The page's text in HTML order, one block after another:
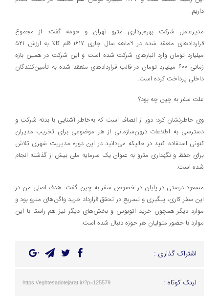
داریم.
مدیرعامل شرکت بهره‌برداری مترو تهران و حومه گفت: از مجموع
قراردادهای منعقد شده در ۹ماهه سال جاری ۱۶۱۷ قلم کالا به ارزش ۵۲۱
میلیارد تومان وارد انبارهای شرکت شده است و این شرکت در همین بازه
زمانی ۶۰۰ میلیارد تومان در قالب قراردادهای منعقد شده به تأمین‌کنندگان
داخلی پرداخت کرده است.
علت سفر به چین چه بود؟
وی خاطرنشان کرد: دور از انصاف است که به‌خاطر آشنايي با بدنه شركت و
دسترسي به اطلاعات درون‌سازمانی از هر موضوعي براي تخريب مدیران
کنونی استفاده كنيد در حالیکه می‌دانید در اين دوره مديريت شهري تلاش
براي حفظ و نگهداري مترو به عنوان يك سرمايه ملي بيش از گذشته انجام
شده است.
مسعود درستی در پايان در خصوص سفر به چين گفت: هدف اصلی من در
اين سفر كاري، پيگيری و تسریع در تحقق قرارداد خريد واگن‌های مترو بود و
موارد ديگر همچون خريد اتوبوس و بخش‌های ديگر نيز هم راستا با اين
موارد با حضور متولیان هر حوزه دنبال شده است.
اشتراک گذاری :
لینک کوتاه : https://eghtesadotejarat.ir/?p=125579